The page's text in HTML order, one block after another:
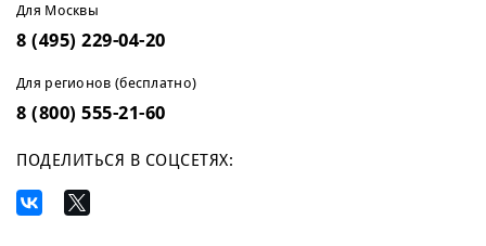
Для Москвы
8 (495) 229-04-20
Для регионов (бесплатно)
8 (800) 555-21-60
ПОДЕЛИТЬСЯ В СОЦСЕТЯХ: